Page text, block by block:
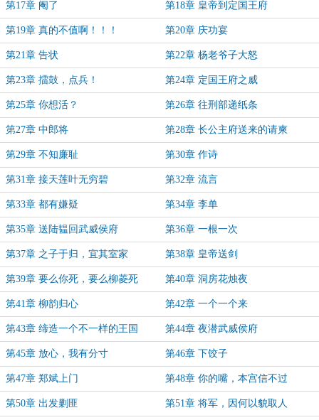
第17章 阉了 第18章 皇帝到定国王府
第19章 真的不值啊！！！ 第20章 庆功宴
第21章 告状 第22章 杨老爷子大怒
第23章 擂鼓，点兵！ 第24章 定国王府之威
第25章 你想活？ 第26章 往刑部递纸条
第27章 中郎将 第28章 长公主府送来的请柬
第29章 不知廉耻 第30章 作诗
第31章 接天莲叶无穷碧 第32章 流言
第33章 都有嫌疑 第34章 李单
第35章 送陆韫回武威侯府 第36章 一根一次
第37章 之子于归，宜其室家 第38章 皇帝送剑
第39章 要么你死，要么柳菱死 第40章 洞房花烛夜
第41章 柳韵归心 第42章 一个一个来
第43章 缔造一个不一样的王国 第44章 夜潜武威侯府
第45章 放心，我有分寸 第46章 下饺子
第47章 郑斌上门 第48章 你的嘴，本宫信不过
第50章 出发剿匪 第51章 将军，因何以貌取人